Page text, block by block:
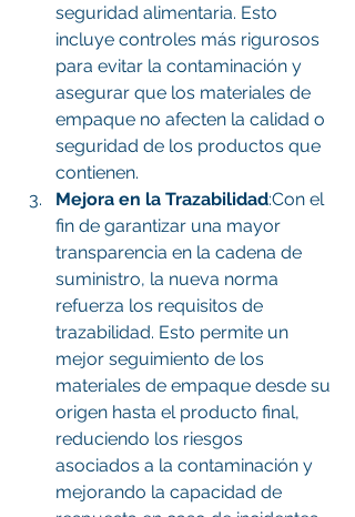
seguridad alimentaria. Esto
incluye controles más rigurosos
para evitar la contaminación y
asegurar que los materiales de
empaque no afecten la calidad o
seguridad de los productos que
contienen.
Mejora en la Trazabilidad:Con el
fin de garantizar una mayor
transparencia en la cadena de
suministro, la nueva norma
refuerza los requisitos de
trazabilidad. Esto permite un
mejor seguimiento de los
materiales de empaque desde su
origen hasta el producto final,
reduciendo los riesgos
asociados a la contaminación y
mejorando la capacidad de